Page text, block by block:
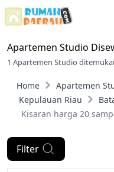
Apartemen Studio
1 Apartemen Studio
Home Apartemen
Kepulauan Riau
Kisaran harga 20
Filter